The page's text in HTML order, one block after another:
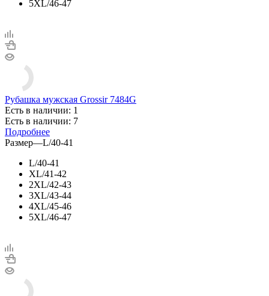
5XL/46-47
Рубашка мужская Grossir 7484G
Есть в наличии: 1
Есть в наличии: 7
Подробнее
Размер—L/40-41
L/40-41
XL/41-42
2XL/42-43
3XL/43-44
4XL/45-46
5XL/46-47